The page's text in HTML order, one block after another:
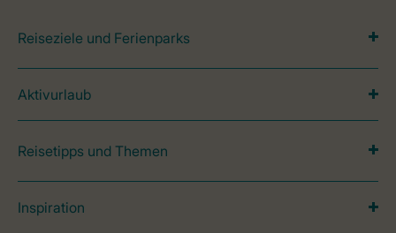
Reiseziele und Ferienparks
Aktivurlaub
Reisetipps und Themen
Inspiration